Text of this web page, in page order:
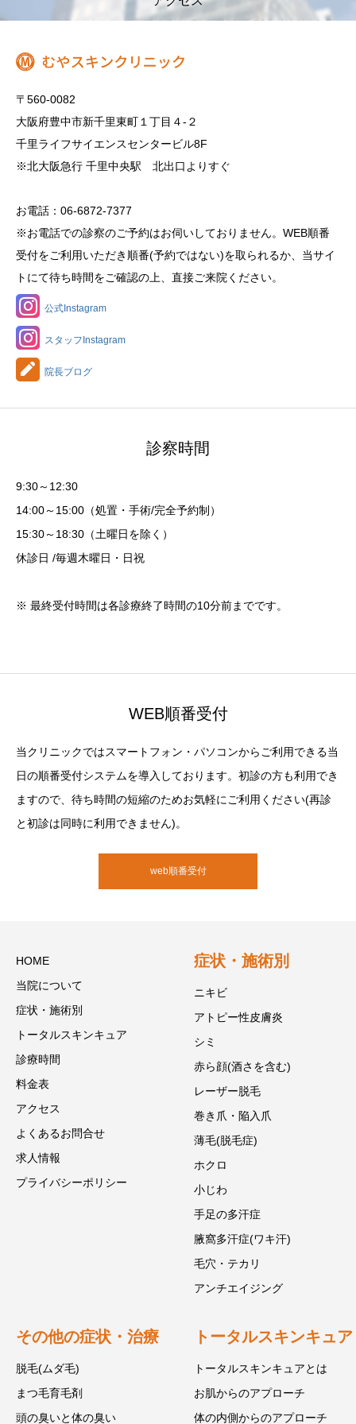
〒560-0082
大阪府豊中市新千里東町１丁目４‐２
千里ライフサイエンスセンタービル8F
※北大阪急行 千里中央駅 北出口よりすぐ
お電話：06-6872-7377
※お電話での診察のご予約はお伺いしておりません。WEB順番
受付をご利用いただき順番(予約ではない)を取られるか、当サイ
トにて待ち時間をご確認の上、直接ご来院ください。
公式Instagram
スタッフInstagram
院長ブログ
診察時間
9:30～12:30
14:00～15:00（処置・手術/完全予約制）
15:30～18:30（土曜日を除く）
休診日 /毎週木曜日・日祝
※ 最終受付時間は各診療終了時間の10分前までです。
WEB順番受付
当クリニックではスマートフォン・パソコンからご利用できる当
日の順番受付システムを導入しております。初診の方も利用でき
ますので、待ち時間の短縮のためお気軽にご利用ください(再診
と初診は同時に利用できません)。
web順番受付
HOME
当院について
症状・施術別
トータルスキンキュア
診療時間
料金表
アクセス
よくあるお問合せ
求人情報
プライバシーポリシー
症状・施術別
ニキビ
アトピー性皮膚炎
シミ
赤ら顔(酒さを含む)
レーザー脱毛
巻き爪・陥入爪
薄毛(脱毛症)
ホクロ
小じわ
手足の多汗症
腋窩多汗症(ワキ汗)
毛穴・テカリ
アンチエイジング
その他の症状・治療
脱毛(ムダ毛)
まつ毛育毛剤
頭の臭いと体の臭い
トータルスキンキュア
トータルスキンキュアとは
お肌からのアプローチ
体の内側からのアプローチ